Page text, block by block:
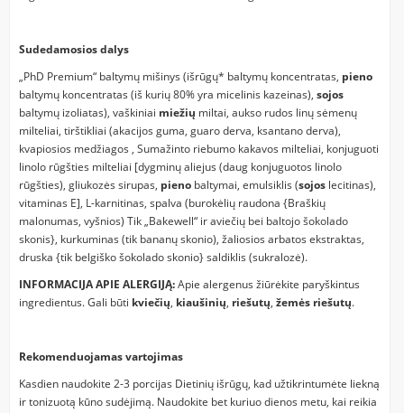
Sudedamosios dalys
„PhD Premium“ baltymų mišinys (išrūgų* baltymų koncentratas, pieno
baltymų koncentratas (iš kurių 80% yra micelinis kazeinas), sojos
baltymų izoliatas), vaškiniai miežių miltai, aukso rudos linų sėmenų
milteliai, tirštikliai (akacijos guma, guaro derva, ksantano derva),
kvapiosios medžiagos , Sumažinto riebumo kakavos milteliai, konjuguoti
linolo rūgšties milteliai [dygminų aliejus (daug konjuguotos linolo
rūgšties), gliukozės sirupas, pieno baltymai, emulsiklis (sojos lecitinas),
vitaminas E], L-karnitinas, spalva (burokėlių raudona {Braškių
malonumas, vyšnios) Tik „Bakewell“ ir aviečių bei baltojo šokolado
skonis}, kurkuminas (tik bananų skonio), žaliosios arbatos ekstraktas,
druska {tik belgiško šokolado skonio} saldiklis (sukralozė).
INFORMACIJA APIE ALERGIJĄ:Apie alergenus žiūrėkite paryškintus
ingredientus. Gali būti kviečių, kiaušinių, riešutų, žemės riešutų.
Rekomenduojamas vartojimas
Kasdien naudokite 2-3 porcijas Dietinių išrūgų, kad užtikrintumėte liekną
ir tonizuotą kūno sudėjimą. Naudokite bet kuriuo dienos metu, kai reikia